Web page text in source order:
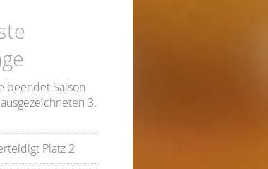
beendet Saison
3.
Platz 2